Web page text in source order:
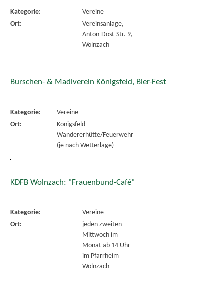
Kategorie:
Vereine
Ort:
Vereinsanlage,
Anton-Dost-Str. 9,
Wolnzach
Burschen- & Madlverein Königsfeld, Bier-Fest
Kategorie:
Vereine
Ort:
Königsfeld
Wandererhütte/Feuerwehr
(je nach Wetterlage)
KDFB Wolnzach: "Frauenbund-Café"
Kategorie:
Vereine
Ort:
jeden zweiten
Mittwoch im
Monat ab 14 Uhr
im Pfarrheim
Wolnzach